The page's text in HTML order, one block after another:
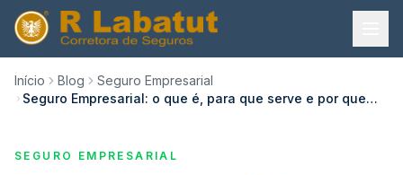
Início Blog
Seguro Empresarial
Seguro Empresarial: o que é, para que serve e por que
SEGURO EMPRESARIAL